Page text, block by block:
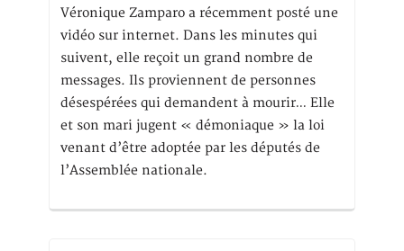
Véronique Zamparo a récemment posté une
vidéo sur internet. Dans les minutes qui
suivent, elle reçoit un grand nombre de
messages. Ils proviennent de personnes
désespérées qui demandent à mourir… Elle
et son mari jugent « démoniaque » la loi
venant d’être adoptée par les députés de
l’Assemblée nationale.